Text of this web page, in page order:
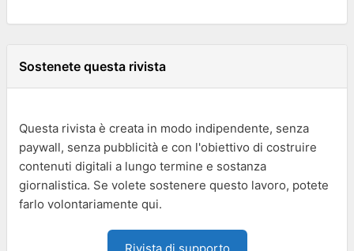
Sostenete questa rivista
Questa rivista è creata in modo indipendente, senza
paywall, senza pubblicità e con l'obiettivo di costruire
contenuti digitali a lungo termine e sostanza
giornalistica. Se volete sostenere questo lavoro, potete
farlo volontariamente qui.